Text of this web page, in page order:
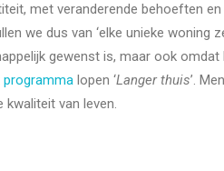
met veranderende behoeften
we dus van ‘elke unieke woning
gewenst is, maar ook
programma lopen ‘Langer thuis’.
van leven.